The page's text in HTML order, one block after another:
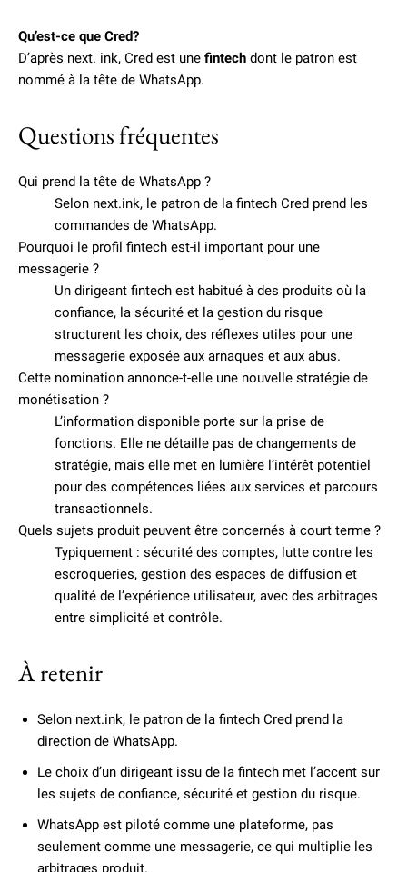
Qu’est-ce que Cred?
D’après next. ink, Cred est une fintech dont le patron est
nommé à la tête de WhatsApp.
Questions fréquentes
Qui prend la tête de WhatsApp ?
Selon next.ink, le patron de la fintech Cred prend les
commandes de WhatsApp.
Pourquoi le profil fintech est-il important pour une
messagerie ?
Un dirigeant fintech est habitué à des produits où la
confiance, la sécurité et la gestion du risque
structurent les choix, des réflexes utiles pour une
messagerie exposée aux arnaques et aux abus.
Cette nomination annonce-t-elle une nouvelle stratégie de
monétisation ?
L’information disponible porte sur la prise de
fonctions. Elle ne détaille pas de changements de
stratégie, mais elle met en lumière l’intérêt potentiel
pour des compétences liées aux services et parcours
transactionnels.
Quels sujets produit peuvent être concernés à court terme ?
Typiquement : sécurité des comptes, lutte contre les
escroqueries, gestion des espaces de diffusion et
qualité de l’expérience utilisateur, avec des arbitrages
entre simplicité et contrôle.
À retenir
Selon next.ink, le patron de la fintech Cred prend la
direction de WhatsApp.
Le choix d’un dirigeant issu de la fintech met l’accent sur
les sujets de confiance, sécurité et gestion du risque.
WhatsApp est piloté comme une plateforme, pas
seulement comme une messagerie, ce qui multiplie les
arbitrages produit.